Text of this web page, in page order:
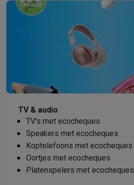
TV & audio
TV's met ecocheques
Speakers met ecocheques
Koptelefoons met ecocheques
Oortjes met ecocheques
Platenspelers met ecocheques